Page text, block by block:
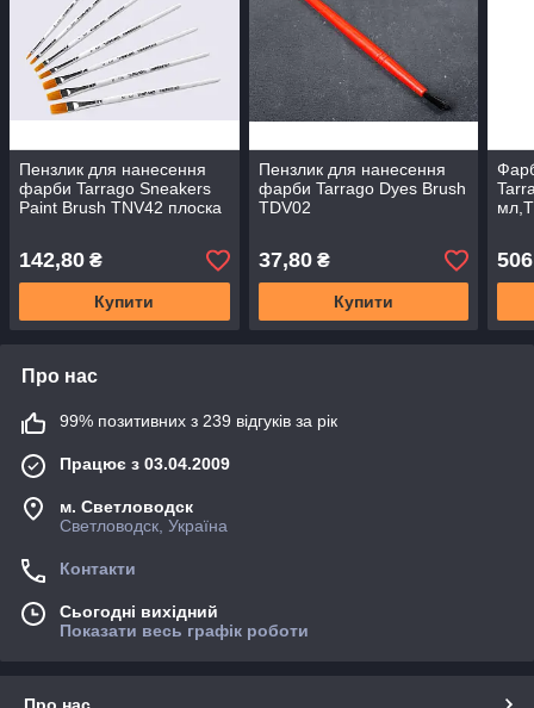
Пензлик для нанесення
фарби Tarrago Sneakers
Paint Brush TNV42 плоска
142,80 ₴
Купити
Пензлик для нанесення
фарби Tarrago Dyes Brush
TDV02
37,80₴
Купити
Про нас
99% позитивних з 239 відгуків за рік
Працює з 03.04.2009
м. Светловодск
Светловодск, Україна
Контакти
Сьогодні вихідний
Показати весь графік роботи